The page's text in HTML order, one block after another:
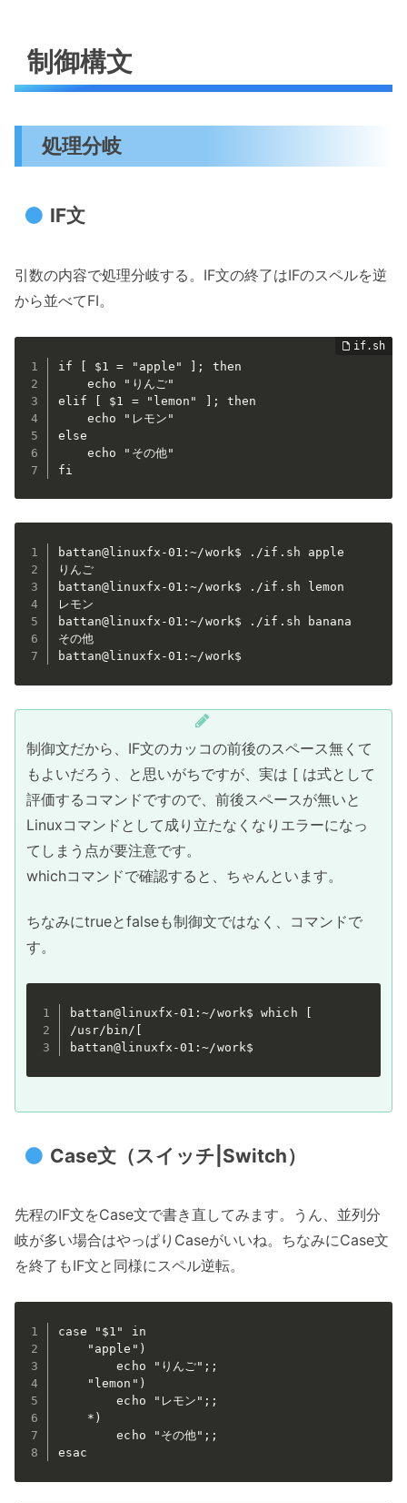
制御構文
処理分岐
IF文
引数の内容で処理分岐する。IF文の終了はIFのスペルを逆
から並べてFI。
if [ $1 = "apple" ]; then
    echo "りんご"
elif [ $1 = "lemon" ]; then
    echo "レモン"
else
    echo "その他"
fi
battan@linuxfx-01:~/work$ ./if.sh apple
りんご
battan@linuxfx-01:~/work$ ./if.sh lemon
レモン
battan@linuxfx-01:~/work$ ./if.sh banana
その他
battan@linuxfx-01:~/work$
制御文だから、IF文のカッコの前後のスペース無くて
もよいだろう、と思いがちですが、実は [ は式として
評価するコマンドですので、前後スペースが無いと
Linuxコマンドとして成り立たなくなりエラーになっ
てしまう点が要注意です。
whichコマンドで確認すると、ちゃんといます。
ちなみにtrueとfalseも制御文ではなく、コマンドで
す。
battan@linuxfx-01:~/work$ which [
/usr/bin/[
battan@linuxfx-01:~/work$
Case文（スイッチ|Switch）
先程のIF文をCase文で書き直してみます。うん、並列分
岐が多い場合はやっぱりCaseがいいね。ちなみにCase文
を終了もIF文と同様にスペル逆転。
case "$1" in
    "apple")
        echo "りんご";;
    "lemon")
        echo "レモン";;
    *)
        echo "その他";;
esac